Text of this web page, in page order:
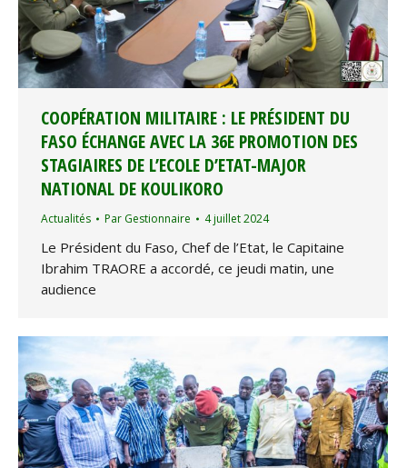
COOPÉRATION MILITAIRE : LE PRÉSIDENT DU
FASO ÉCHANGE AVEC LA 36E PROMOTION DES
STAGIAIRES DE L’ECOLE D’ETAT-MAJOR
NATIONAL DE KOULIKORO
Actualités Par Gestionnaire 4 juillet 2024
Le Président du Faso, Chef de l’Etat, le Capitaine
Ibrahim TRAORE a accordé, ce jeudi matin, une
audience